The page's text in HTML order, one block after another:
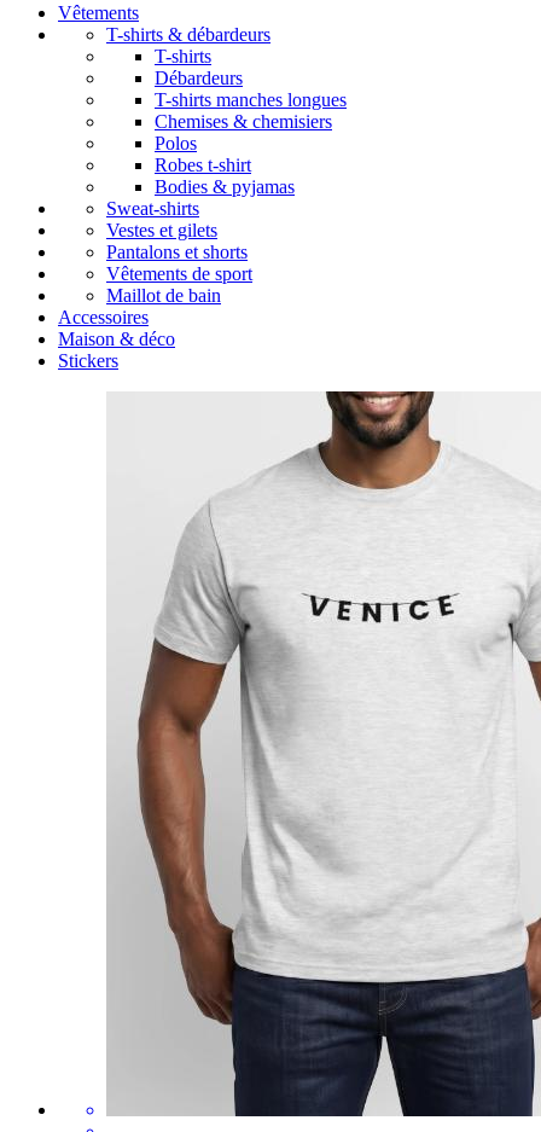
Vêtements
T-shirts & débardeurs
T-shirts
Débardeurs
T-shirts manches longues
Chemises & chemisiers
Polos
Robes t-shirt
Bodies & pyjamas
Sweat-shirts
Vestes et gilets
Pantalons et shorts
Vêtements de sport
Maillot de bain
Accessoires
Maison & déco
Stickers